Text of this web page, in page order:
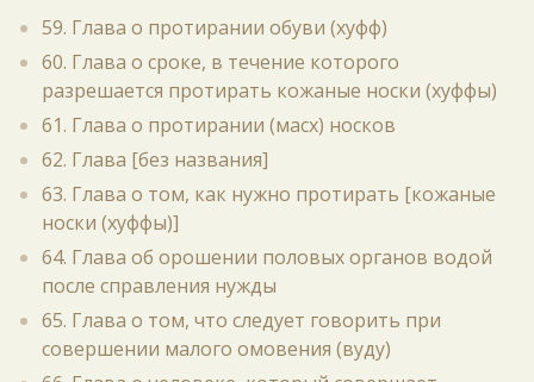
59. Глава о протирании обуви (хуфф)
60. Глава о сроке, в течение которого
разрешается протирать кожаные носки (хуффы)
61. Глава о протирании (масх) носков
62. Глава [без названия]
63. Глава о том, как нужно протирать [кожаные
носки (хуффы)]
64. Глава об орошении половых органов водой
после справления нужды
65. Глава о том, что следует говорить при
совершении малого омовения (вуду)